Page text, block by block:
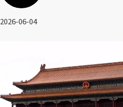
2026-06-04